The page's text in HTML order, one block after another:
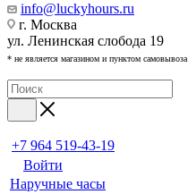
info@luckyhours.ru
г. Москва
ул. Ленинская слобода 19
* не является магазином и пунктом самовывоза
+7 964 519-43-19
Войти
Наручные часы